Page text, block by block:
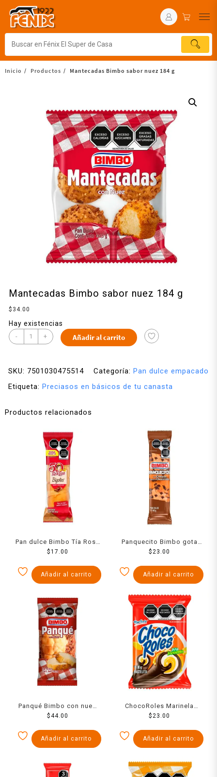
Inicio Productos Mantecadas Bimbo sabor nuez 184 g
Mantecadas Bimbo sabor nuez 184 g
$ 34.00
Hay existencias
- + Añadir al carrito
SKU: 7501030475514 Categoría: Pan dulce empacado
Etiqueta: Preciasos en básicos de tu canasta
Productos relacionados
Pan dulce Bimbo Tía Rosa
bigotes chocolate 80 g
$17.00
Añadir al carrito
Panquecito Bimbo gota
chocolate 140 g
$ 23.00
Añadir al carrito
Panqué Bimbo con nuez
280 g
$44.00
Añadir al carrito
ChocoRoles Marinela
sabor piña 67 g
$ 23.00
Añadir al carrito